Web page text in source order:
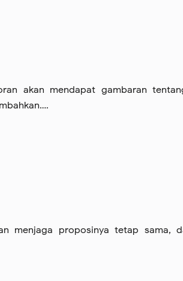
akan mendapat gambaran
menjaga proposinya tetap sama,